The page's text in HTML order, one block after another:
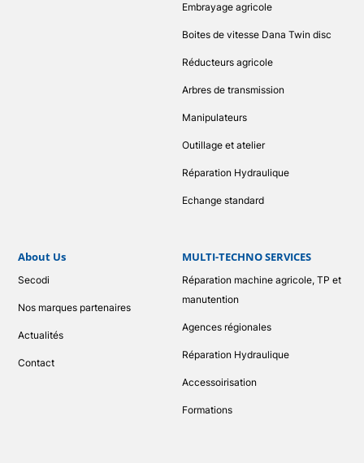
Embrayage agricole
Boites de vitesse Dana Twin disc
Réducteurs agricole
Arbres de transmission
Manipulateurs
Outillage et atelier
Réparation Hydraulique
Echange standard
About Us
Secodi
Nos marques partenaires
Actualités
Contact
MULTI-TECHNO SERVICES
Réparation machine agricole, TP et
manutention
Agences régionales
Réparation Hydraulique
Accessoirisation
Formations